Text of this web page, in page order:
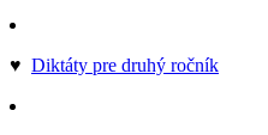
♥ Diktáty pre druhý ročník